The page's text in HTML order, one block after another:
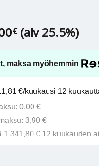
€ (alv 25.5%)
maksa myöhemmin
€/kuukausi 12
0,00 €
3,90 €
1 341,80 € 12 kuukauden